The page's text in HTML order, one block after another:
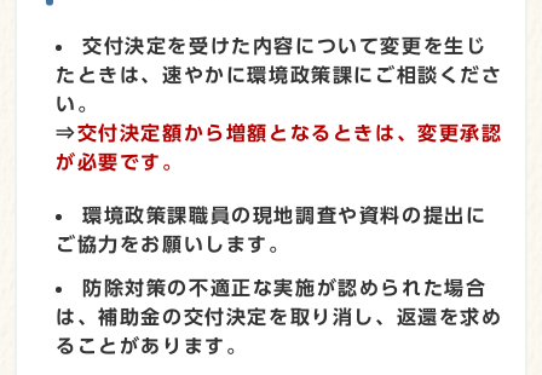
交付決定を受けた内容について変更を生じ
たときは、速やかに環境政策課にご相談くださ
い。
⇒交付決定額から増額となるときは、変更承認
が必要です。
環境政策課職員の現地調査や資料の提出に
ご協力をお願いします。
防除対策の不適正な実施が認められた場合
は、補助金の交付決定を取り消し、返還を求め
ることがあります。